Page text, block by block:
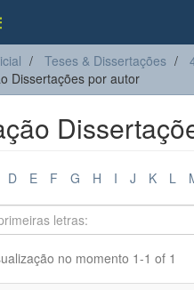
Teses & Dissertações
Dissertações por autor
D E F G H I J K L
no momento 1-1 of 1